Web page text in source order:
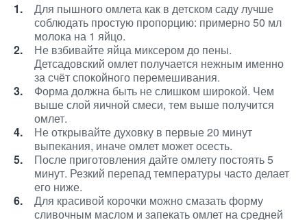
Для пышного омлета как в детском саду лучше
соблюдать простую пропорцию: примерно 50 мл
молока на 1 яйцо.
Не взбивайте яйца миксером до пены.
Детсадовский омлет получается нежным именно
за счёт спокойного перемешивания.
Форма должна быть не слишком широкой. Чем
выше слой яичной смеси, тем выше получится
омлет.
Не открывайте духовку в первые 20 минут
выпекания, иначе омлет может осесть.
После приготовления дайте омлету постоять 5
минут. Резкий перепад температуры часто делает
его ниже.
Для красивой корочки можно смазать форму
сливочным маслом и запекать омлет на средней